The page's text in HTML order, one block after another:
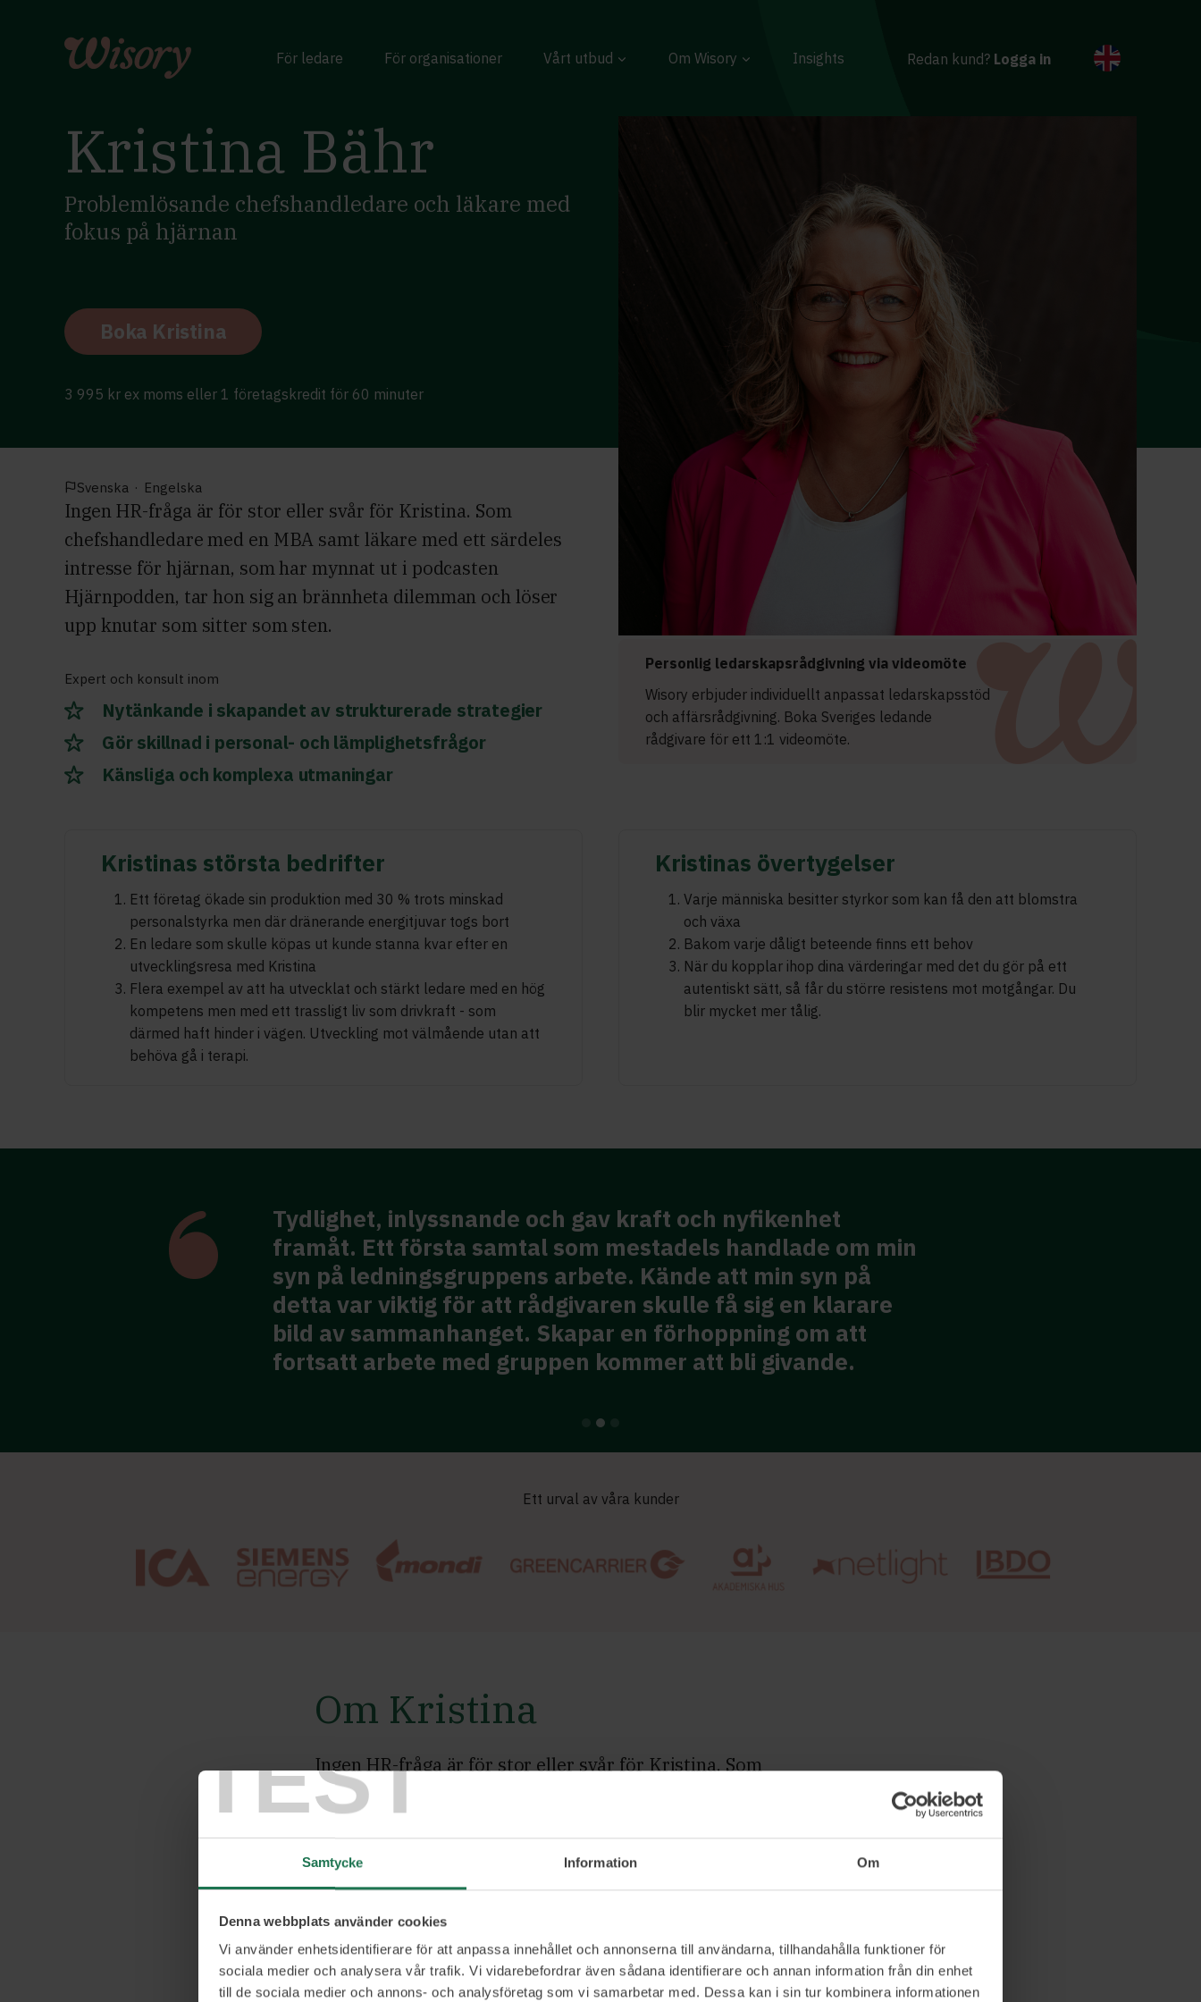
TEST
Samtycke Information Om
Denna webbplats använder cookies
Vi använder enhetsidentifierare för att anpassa innehållet och annonserna till användarna, tillhandahålla funktioner för
sociala medier och analysera vår trafik. Vi vidarebefordrar även sådana identifierare och annan information från din enhet
till de sociala medier och annons- och analysföretag som vi samarbetar med. Dessa kan i sin tur kombinera informationen
För ledare För organisationer Vårt utbud Om Wisory Insights Redan kund? Logga in
Kristina Bähr
Problemlösande chefshandledare och läkare med
fokus på hjärnan
Boka Kristina
3 995 kr ex moms eller 1 företagskredit för 60 minuter
Svenska · Engelska
Ingen HR-fråga är för stor eller svår för Kristina. Som
chefshandledare med en MBA samt läkare med ett särdeles
intresse för hjärnan, som har mynnat ut i podcasten
Hjärnpodden, tar hon sig an brännheta dilemman och löser
upp knutar som sitter som sten.
Expert och konsult inom
Nytänkande i skapandet av strukturerade strategier
Gör skillnad i personal- och lämplighetsfrågor
Känsliga och komplexa utmaningar
Personlig ledarskapsrådgivning via videomöte
Wisory erbjuder individuellt anpassat ledarskapsstöd
och affärsrådgivning. Boka Sveriges ledande
rådgivare för ett 1:1 videomöte.
Kristinas största bedrifter
Ett företag ökade sin produktion med 30 % trots minskad
personalstyrka men där dränerande energitjuvar togs bort
En ledare som skulle köpas ut kunde stanna kvar efter en
utvecklingsresa med Kristina
Flera exempel av att ha utvecklat och stärkt ledare med en hög
kompetens men med ett trassligt liv som drivkraft - som
därmed haft hinder i vägen. Utveckling mot välmående utan att
behöva gå i terapi.
Kristinas övertygelser
Varje människa besitter styrkor som kan få den att blomstra
och växa
Bakom varje dåligt beteende finns ett behov
När du kopplar ihop dina värderingar med det du gör på ett
autentiskt sätt, så får du större resistens mot motgångar. Du
blir mycket mer tålig.
svänga om
Tydlighet, inlyssnande och gav kraft och nyfikenhet
framåt. Ett första samtal som mestadels handlade om min
syn på ledningsgruppens arbete. Kände att min syn på
detta var viktig för att rådgivaren skulle få sig en klarare
bild av sammanhanget. Skapar en förhoppning om att
fortsatt arbete med gruppen kommer att bli givande.
Ett urval av våra kunder
Om Kristina
Ingen HR-fråga är för stor eller svår för Kristina. Som
chefshandledare med en MBA samt läkare med ett särdeles intresse
för hjärnan, som har mynnat ut i podcasten Hjärnpodden, tar hon
sten.
Hon är en fena på att skapa strukturerade strategier där hon lyfter
vikten av nytänkande och att inte fastna i riskerna, utan att se
möjligheterna. Detsamma gäller för människor, understryker